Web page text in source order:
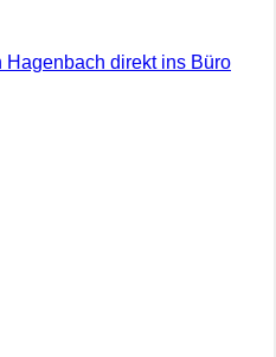
direkt ins Büro